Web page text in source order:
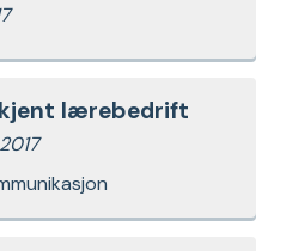
lærebedrift